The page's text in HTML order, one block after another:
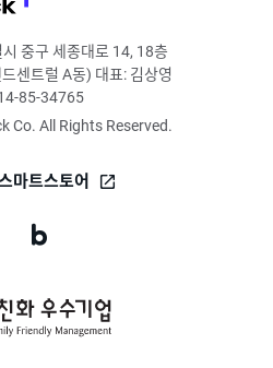
마트스토어
스
버
Co. All Rights Reserved.
중구 세종대로 14, 18층
센트럴 A동) 대표: 김상영
85-34765